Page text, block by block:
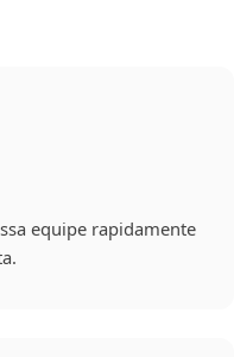
equipe rapidamente